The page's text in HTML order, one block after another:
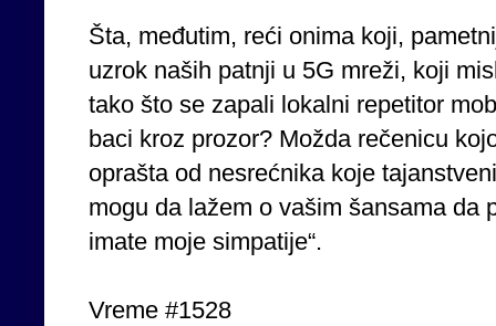
Šta, međutim, reći onima koji,
uzrok naših patnji u 5G mreži, koji
tako što se zapali lokalni repetitor
baci kroz prozor? Možda rečenicu
oprašta od nesrećnika koje
mogu da lažem o vašim šansama da
imate moje simpatije“.
Vreme #1528